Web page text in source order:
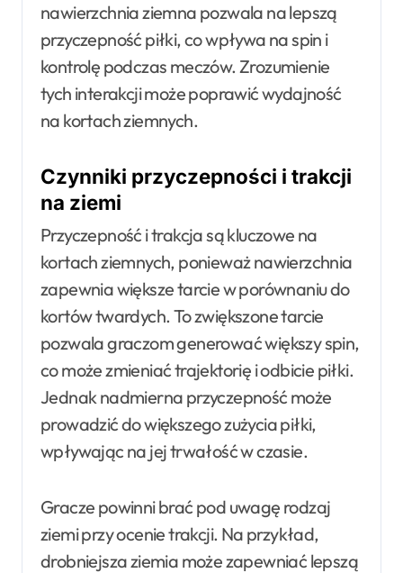
nawierzchnia ziemna pozwala na lepszą
przyczepność piłki, co wpływa na spin i
kontrolę podczas meczów. Zrozumienie
tych interakcji może poprawić wydajność
na kortach ziemnych.
Czynniki przyczepności i trakcji
na ziemi
Przyczepność i trakcja są kluczowe na
kortach ziemnych, ponieważ nawierzchnia
zapewnia większe tarcie w porównaniu do
kortów twardych. To zwiększone tarcie
pozwala graczom generować większy spin,
co może zmieniać trajektorię i odbicie piłki.
Jednak nadmierna przyczepność może
prowadzić do większego zużycia piłki,
wpływając na jej trwałość w czasie.
Gracze powinni brać pod uwagę rodzaj
ziemi przy ocenie trakcji. Na przykład,
drobniejsza ziemia może zapewniać lepszą